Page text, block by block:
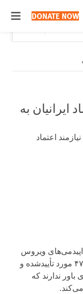
DONATE NOW
Would you like
Close
به
اعتماد
اپیدمی‌های ویروس
کرونا خارج از چین است- تا این لحظه ۴۷۴۷ مورد تأییدشده و
باور ندارند که